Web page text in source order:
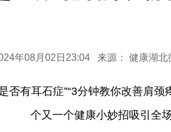
年08月02日23:04 来源： 健康湖北
否有耳石症”“3分钟教你改善肩
个又一个健康小妙招吸引全